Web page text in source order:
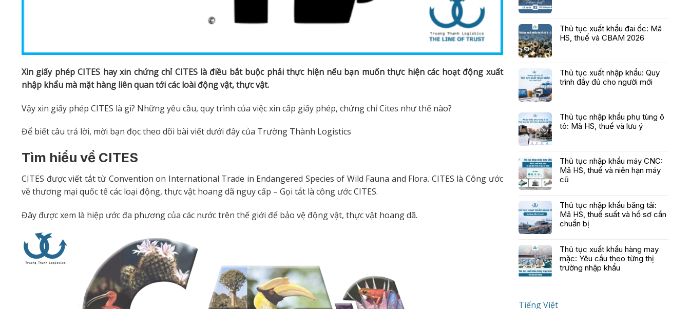
Xin giấy phép CITES hay xin chứng chỉ CITES là điều bắt buộc phải thực hiện nếu bạn muốn thực hiện các hoạt động xuất
nhập khẩu mà mặt hàng liên quan tới các loài động vật, thực vật.
Vậy xin giấy phép CITES là gì? Những yêu cầu, quy trình của việc xin cấp giấy phép, chứng chỉ Cites như thế nào?
Để biết câu trả lời, mời bạn đọc theo dõi bài viết dưới đây của Trường Thành Logistics
Tìm hiểu về CITES
CITES được viết tắt từ Convention on International Trade in Endangered Species of Wild Fauna and Flora. CITES là Công ước
về thương mại quốc tế các loại động, thực vật hoang dã nguy cấp – Gọi tắt là công ước CITES.
Đây được xem là hiệp ước đa phương của các nước trên thế giới để bảo vệ động vật, thực vật hoang dã.
Thủ tục xuất khẩu đai ốc: Mã
HS, thuế và CBAM 2026
Thủ tục xuất nhập khẩu: Quy
trình đầy đủ cho người mới
Thủ tục nhập khẩu phụ tùng ô
tô: Mã HS, thuế và lưu ý
Thủ tục nhập khẩu máy CNC:
Mã HS, thuế và niên hạn máy
cũ
Thủ tục nhập khẩu băng tải:
Mã HS, thuế suất và hồ sơ cần
chuẩn bị
Thủ tục xuất khẩu hàng may
mặc: Yêu cầu theo từng thị
trường nhập khẩu
Tiếng Việt